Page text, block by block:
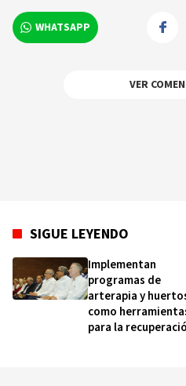
WHATSAPP
VER
SIGUE LEYENDO
Implementan
programas de
arterapia y
como
para la